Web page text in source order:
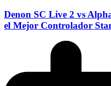
Denon SC Live 2 vs
el Mejor Controlador